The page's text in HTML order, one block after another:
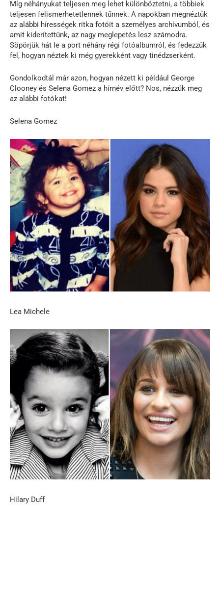
Míg néhányukat teljesen meg lehet különböztetni, a többiek
teljesen felismerhetetlennek tűnnek. A napokban megnéztük
az alábbi hírességek ritka fotóit a személyes archívumból, és
amit kiderítettünk, az nagy meglepetés lesz számodra.
Söpörjük hát le a port néhány régi fotóalbumról, és fedezzük
fel, hogyan néztek ki még gyerekként vagy tinédzserként.
Gondolkodtál már azon, hogyan nézett ki például George
Clooney és Selena Gomez a hírnév előtt? Nos, nézzük meg
az alábbi fotókat!
Selena Gomez
Lea Michele
Hilary Duff